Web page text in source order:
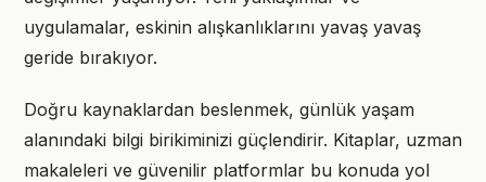
uygulamalar, eskinin alışkanlıklarını yavaş yavaş
geride bırakıyor.
Doğru kaynaklardan beslenmek, günlük yaşam
alanındaki bilgi birikiminizi güçlendirir. Kitaplar, uzman
makaleleri ve güvenilir platformlar bu konuda yol